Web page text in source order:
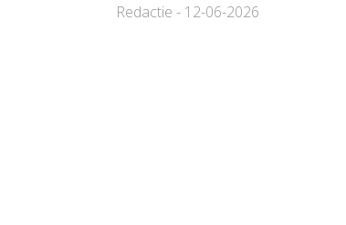
Redactie - 12-06-2026